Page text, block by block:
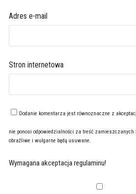
Adres e-mail
Stron internetowa
Dodanie komentarza jest równoznaczne z
nie ponosi odpowiedzialności za treść
obraźliwe i wulgarne będą usuwane.
Wymagana akceptacja regulaminu!